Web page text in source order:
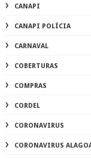
CANAPI
CANAPI POLÍCIA
CARNAVAL
COBERTURAS
COMPRAS
CORDEL
CORONAVIRUS
CORONAVIRUS